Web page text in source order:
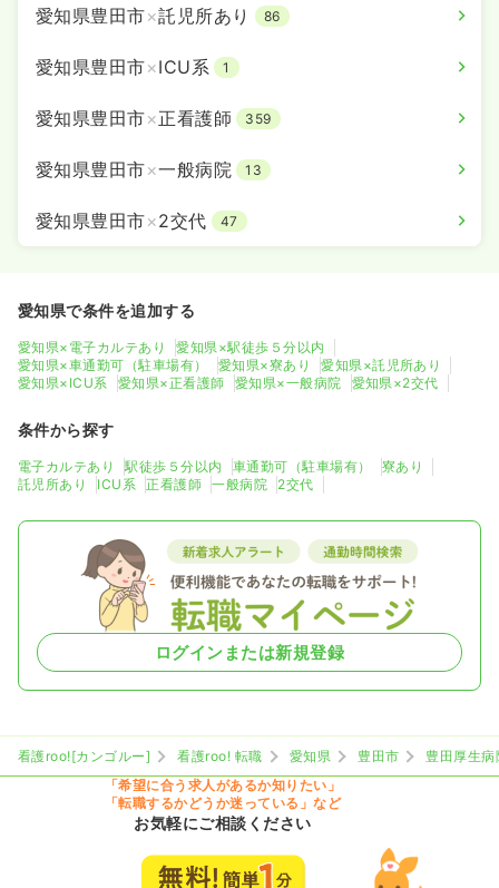
愛知県豊田市×託児所あり 86
愛知県豊田市×ICU系 1
愛知県豊田市×正看護師 359
愛知県豊田市×一般病院 13
愛知県豊田市×2交代 47
愛知県で条件を追加する
愛知県×電子カルテあり
愛知県×駅徒歩５分以内
愛知県×車通勤可（駐車場有）
愛知県×寮あり
愛知県×託児所あり
愛知県×ICU系
愛知県×正看護師 愛知県×一般病院 愛知県×2交代
条件から探す
電子カルテあり 駅徒歩５分以内 車通勤可（駐車場有）
寮あり
託児所あり
ICU系 正看護師 一般病院 2交代
ログインまたは新規登録
看護roo![カンゴルー] 看護roo! 転職 愛知県 豊田市
豊田厚生病
「希望に合う求人があるか知りたい」
「転職するかどうか迷っている」など
お気軽にご相談ください